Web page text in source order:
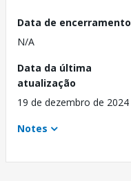
Data de encerramento
N/A
Data da última
atualização
19 de dezembro de 2024
Notes